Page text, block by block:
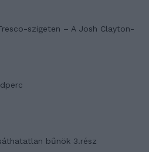
szigeten – A Josh Clayton-
bűnök 3.rész